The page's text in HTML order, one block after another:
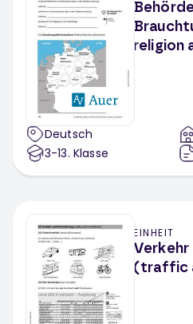
religion
Deutsch
3-13. Klasse
EINHEIT
Verkehr
(traffic